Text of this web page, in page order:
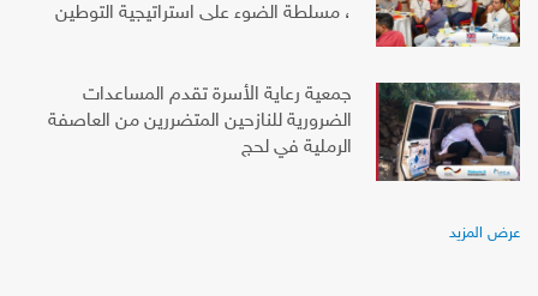
، مسلطة الضوء على استراتيجية التوطين
جمعية رعاية الأسرة تقدم المساعدات
الضرورية للنازحين المتضررين من العاصفة
الرملية في لحج
عرض المزيد